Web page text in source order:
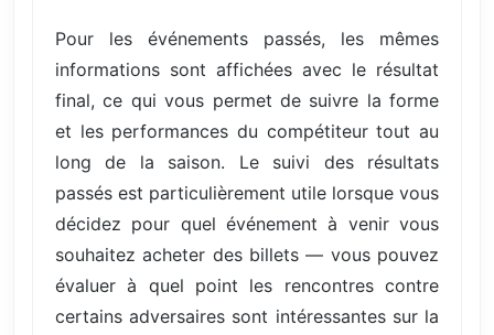
Pour les événements passés, les mêmes
informations sont affichées avec le résultat
final, ce qui vous permet de suivre la forme
et les performances du compétiteur tout au
long de la saison. Le suivi des résultats
passés est particulièrement utile lorsque vous
décidez pour quel événement à venir vous
souhaitez acheter des billets — vous pouvez
évaluer à quel point les rencontres contre
certains adversaires sont intéressantes sur la